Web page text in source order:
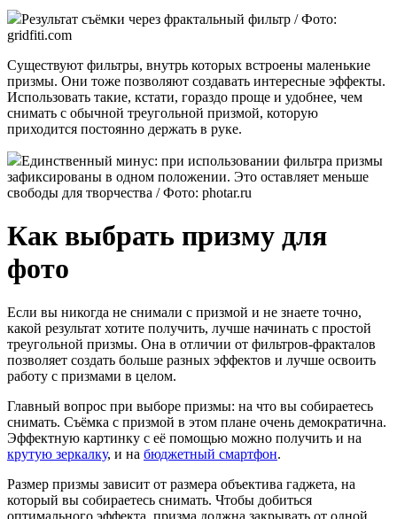
Результат съёмки через фрактальный фильтр / Фото:
gridfiti.com
Существуют фильтры, внутрь которых встроены маленькие
призмы. Они тоже позволяют создавать интересные эффекты.
Использовать такие, кстати, гораздо проще и удобнее, чем
снимать с обычной треугольной призмой, которую
приходится постоянно держать в руке.
Единственный минус: при использовании фильтра призмы
зафиксированы в одном положении. Это оставляет меньше
свободы для творчества / Фото: photar.ru
Как выбрать призму для
фото
Если вы никогда не снимали с призмой и не знаете точно,
какой результат хотите получить, лучше начинать с простой
треугольной призмы. Она в отличии от фильтров-фракталов
позволяет создать больше разных эффектов и лучше освоить
работу с призмами в целом.
Главный вопрос при выборе призмы: на что вы собираетесь
снимать. Съёмка с призмой в этом плане очень демократична.
Эффектную картинку с её помощью можно получить и на
крутую зеркалку, и на бюджетный смартфон.
Размер призмы зависит от размера объектива гаджета, на
который вы собираетесь снимать. Чтобы добиться
оптимального эффекта, призма должна закрывать от одной